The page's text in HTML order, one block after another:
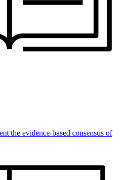
the evidence-based consensus of